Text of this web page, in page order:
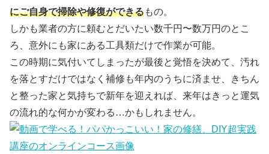
にご自身で掃除や修復ができるもの。
しかも業者の方に頼むとだいたい数千円〜数万円のとこ
ろ、意外にも家にある工具類だけで作業が可能。
この時期に気付いてしまったが最後と覚悟を決めて、汚れ
を落とすだけではなく補修も年内のうちに済ませ、きちん
と整った家と気持ちで新年を迎えれば、来年はきっと運気
の流れ的な何かが変わる…かもしれません。